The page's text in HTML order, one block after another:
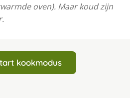
oven). Maar koud zijn
kookmodus